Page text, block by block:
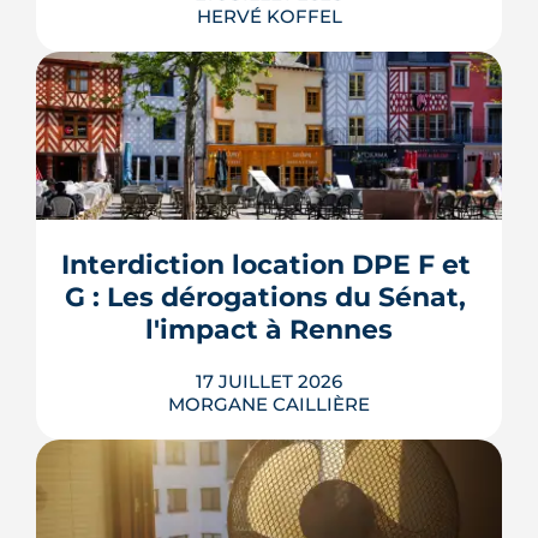
HERVÉ KOFFEL
Louer, c'est aussi assurer. Entre
l'obligation légale, les garanties utiles
et les options commerciales, ce guide
bien sans payer pour rien.
LIRE L'ARTICLE
Interdiction location DPE F et
G : Les dérogations du Sénat,
l'impact à Rennes
17 JUILLET 2026
MORGANE CAILLIÈRE
Le 8 juillet 2026, le Sénat a voté cinq